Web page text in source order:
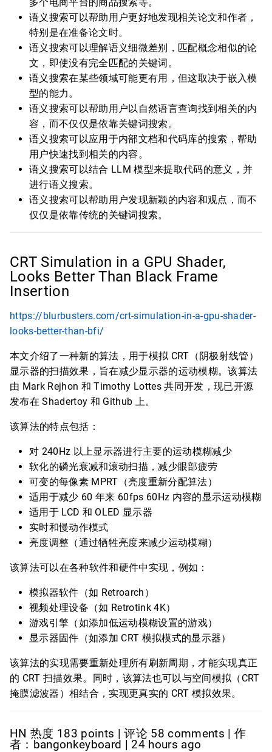
语义搜索可以帮助用户更好地发现相关论文和作者，
特别是在准备论文时。
语义搜索可以理解语义细微差别，匹配概念相似的论
文，即使没有完全匹配的关键词。
语义搜索在某些领域可能更有用，但这取决于嵌入模
型的能力。
语义搜索可以帮助用户以自然语言查询找到相关的内
容，而不仅仅是依靠关键词搜索。
语义搜索可以应用于内部文档和代码库的搜索，帮助
用户快速找到相关的内容。
语义搜索可以结合 LLM 模型来提取代码的意义，并
进行语义搜索。
语义搜索可以帮助用户发现新颖的内容和观点，而不
仅仅是依靠传统的关键词搜索。
CRT Simulation in a GPU Shader,
Looks Better Than Black Frame
Insertion
https://blurbusters.com/crt-simulation-in-a-gpu-shader-
looks-better-than-bfi/
本文介绍了一种新的算法，用于模拟 CRT（阴极射线管）
显示器的扫描效果，旨在减少显示器的运动模糊。该算法
由 Mark Rejhon 和 Timothy Lottes 共同开发，现已开源
发布在 Shadertoy 和 Github 上。
该算法的特点包括：
对 240Hz 以上显示器进行主要的运动模糊减少
软化的磷光衰减和滚动扫描，减少眼部疲劳
可变的每像素 MPRT（亮度重新分配算法）
适用于减少 60 年来 60fps 60Hz 内容的显示运动模糊
适用于 LCD 和 OLED 显示器
实时和慢动作模式
亮度调整（通过牺牲亮度来减少运动模糊）
该算法可以在各种软件和硬件中实现，例如：
模拟器软件（如 Retroarch）
视频处理设备（如 Retrotink 4K）
游戏引擎（如添加低运动模糊设置的游戏）
显示器固件（如添加 CRT 模拟模式的显示器）
该算法的实现需要重新处理所有刷新周期，才能实现真正
的 CRT 扫描效果。同时，该算法也可以与空间模拟（CRT
掩膜滤波器）相结合，实现更真实的 CRT 模拟效果。
HN 热度 183 points | 评论 58 comments | 作
者：bangonkeyboard | 24 hours ago